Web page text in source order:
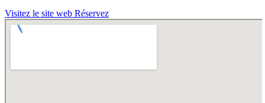
Visitez le site web Réservez